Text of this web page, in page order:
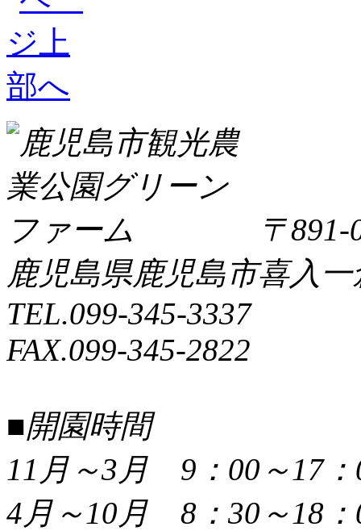
〒891-
鹿児島県鹿児島市喜入一
TEL.099-345-3337
FAX.099-345-2822
■開園時間
11月～3月 9：00～17：
4月～10月 8：30～18：